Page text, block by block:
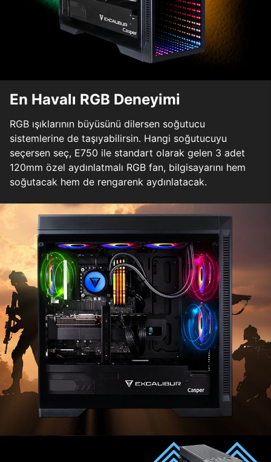
En Havalı RGB Deneyimi
RGB ışıklarının büyüsünü dilersen soğutucu
sistemlerine de taşıyabilirsin. Hangi soğutucuyu
seçersen seç, E750 ile standart olarak gelen 3 adet
120mm özel aydınlatmalı RGB fan, bilgisayarını hem
soğutacak hem de rengarenk aydınlatacak.